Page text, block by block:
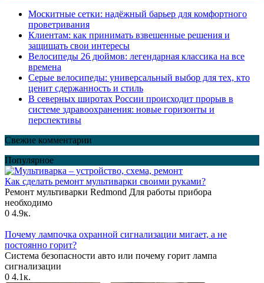
Москитные сетки: надёжный барьер для комфортного
проветривания
Клиентам: как принимать взвешенные решения и
защищать свои интересы
Велосипеды 26 дюймов: легендарная классика на все
времена
Серые велосипеды: универсальный выбор для тех, кто
ценит сдержанность и стиль
В северных широтах России происходит прорыв в
системе здравоохранения: новые горизонты и
перспективы
Свежие комментарии
Популярное
Как сделать ремонт мультиварки своими руками?
Ремонт мультиварки Redmond Для работы прибора
необходимо
0 4.9к.
Почему лампочка охранной сигнализации мигает, а не
постоянно горит?
Система безопасности авто или почему горит лампа
сигнализации
0 4.1к.